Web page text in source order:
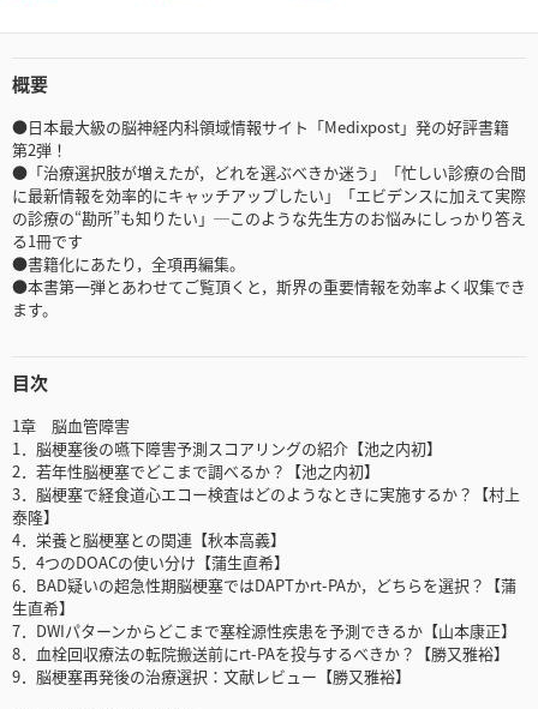
概要
●日本最大級の脳神経内科領域情報サイト「Medixpost」発の好評書籍
第2弾！
●「治療選択肢が増えたが，どれを選ぶべきか迷う」「忙しい診療の合間
に最新情報を効率的にキャッチアップしたい」「エビデンスに加えて実際
の診療の“勘所”も知りたい」─このような先生方のお悩みにしっかり答え
る1冊です
●書籍化にあたり，全項再編集。
●本書第一弾とあわせてご覧頂くと，斯界の重要情報を効率よく収集でき
ます。
目次
1章 脳血管障害
1．脳梗塞後の嚥下障害予測スコアリングの紹介【池之内初】
2．若年性脳梗塞でどこまで調べるか？【池之内初】
3．脳梗塞で経食道心エコー検査はどのようなときに実施するか？【村上
泰隆】
4．栄養と脳梗塞との関連【秋本高義】
5．4つのDOACの使い分け【蒲生直希】
6．BAD疑いの超急性期脳梗塞ではDAPTかrt-PAか，どちらを選択？【蒲
生直希】
7．DWIパターンからどこまで塞栓源性疾患を予測できるか【山本康正】
8．血栓回収療法の転院搬送前にrt-PAを投与するべきか？【勝又雅裕】
9．脳梗塞再発後の治療選択：文献レビュー【勝又雅裕】